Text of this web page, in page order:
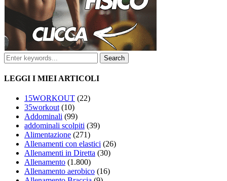
LEGGI I MIEI ARTICOLI
15WORKOUT (22)
35workout (10)
Addominali (99)
addominali scolpiti (39)
Alimentazione (271)
Allenamenti con elastici (26)
Allenamenti in Diretta (30)
Allenamento (1.800)
Allenamento aerobico (16)